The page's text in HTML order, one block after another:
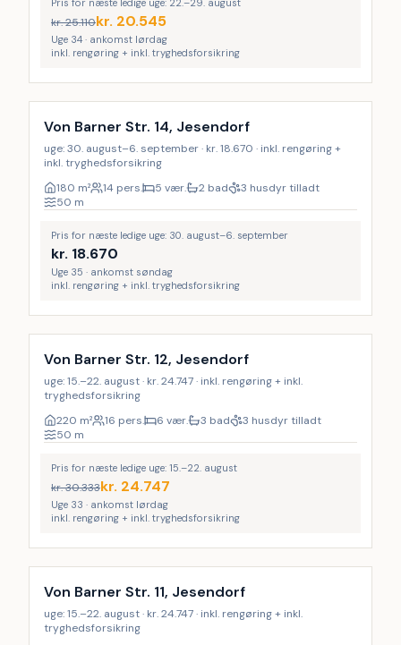
Pris for næste ledige uge: 22.–29. august
kr.25.110kr. 20.545
Uge 34 · ankomst lørdag
inkl. rengøring + inkl. tryghedsforsikring
Inkl. rengøring
Von Barner Str. 14, Jesendorf
uge: 30. august–6. september · kr. 18.670 · inkl. rengøring +
inkl. tryghedsforsikring
180 m² 14 pers. 5 vær. 2 bad
3 husdyr tilladt
50 m
Pris for næste ledige uge: 30. august–6. september
kr. 18.670
Uge 35 · ankomst søndag
inkl. rengøring + inkl. tryghedsforsikring
LAST MINUTE
Inkl. rengøring
Von Barner Str. 12, Jesendorf
uge: 15.–22. august · kr. 24.747 · inkl. rengøring + inkl.
tryghedsforsikring
220 m² 16 pers. 6 vær. 3 bad
3 husdyr tilladt
50 m
Pris for næste ledige uge: 15.–22. august
kr.30.333kr. 24.747
Uge 33 · ankomst lørdag
inkl. rengøring + inkl. tryghedsforsikring
LAST MINUTE
Inkl. rengøring
Von Barner Str. 11, Jesendorf
uge: 15.–22. august · kr. 24.747 · inkl. rengøring + inkl.
tryghedsforsikring